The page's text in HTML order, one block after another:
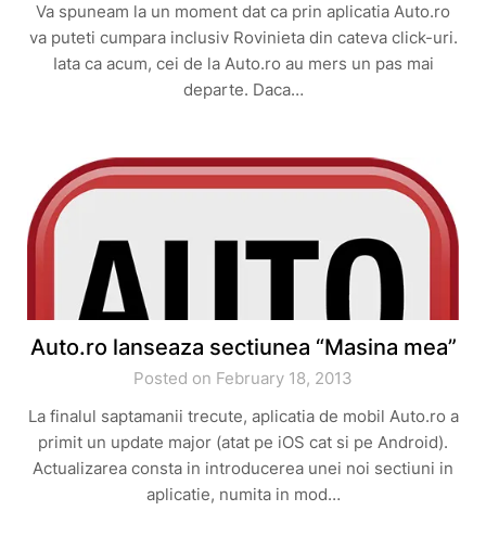
Va spuneam la un moment dat ca prin aplicatia Auto.ro
va puteti cumpara inclusiv Rovinieta din cateva click-uri.
Iata ca acum, cei de la Auto.ro au mers un pas mai
departe. Daca…
Auto.ro lanseaza sectiunea “Masina mea”
Posted on February 18, 2013
La finalul saptamanii trecute, aplicatia de mobil Auto.ro a
primit un update major (atat pe iOS cat si pe Android).
Actualizarea consta in introducerea unei noi sectiuni in
aplicatie, numita in mod…